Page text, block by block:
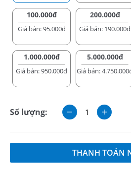
100.000đ
Giá bán: 95.000đ
200.000đ
Giá bán: 190.000đ
1.000.000đ
Giá bán: 950.000đ
5.000.000đ
Giá bán:
Số lượng:
THANH TOÁN